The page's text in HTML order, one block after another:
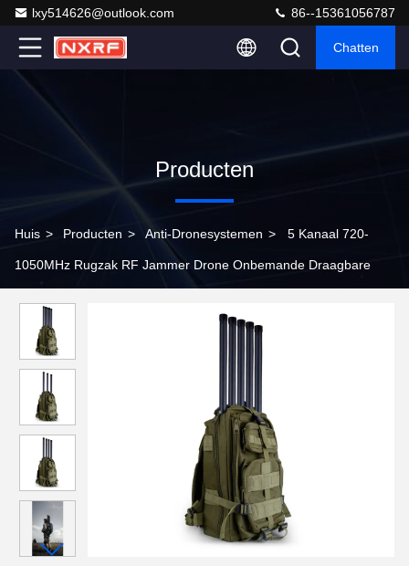
lxy514626@outlook.com 86--15361056787
Chatten
Producten
Huis > Producten > Anti-Dronesystemen > 5 Kanaal 720-
1050MHz Rugzak RF Jammer Drone Onbemande Draagbare